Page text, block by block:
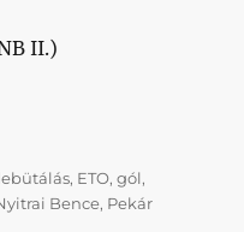
II.)
, ETO,gól,
Bence, Pekár